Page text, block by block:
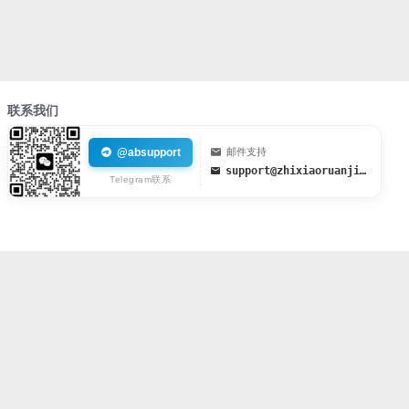
联系我们
@absupport
Telegram联系
邮件支持
support@zhixiaoruanjian.org